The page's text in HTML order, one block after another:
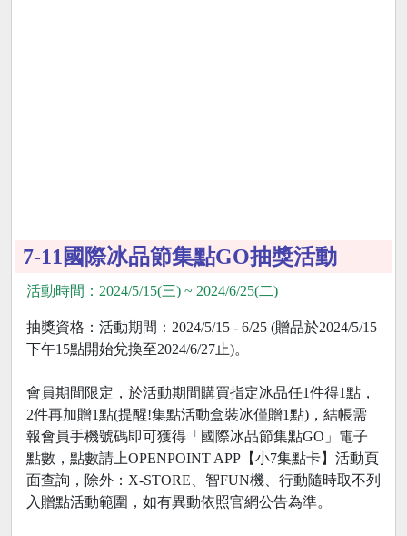
7-11國際冰品節集點GO抽獎活動
活動時間：2024/5/15(三) ~ 2024/6/25(二)
抽獎資格：活動期間：2024/5/15 - 6/25 (贈品於2024/5/15
下午15點開始兌換至2024/6/27止)。
會員期間限定，於活動期間購買指定冰品任1件得1點，
2件再加贈1點(提醒!集點活動盒裝冰僅贈1點)，結帳需
報會員手機號碼即可獲得「國際冰品節集點GO」電子
點數，點數請上OPENPOINT APP【小7集點卡】活動頁
面查詢，除外：X-STORE、智FUN機、行動隨時取不列
入贈點活動範圍，如有異動依照官網公告為準。